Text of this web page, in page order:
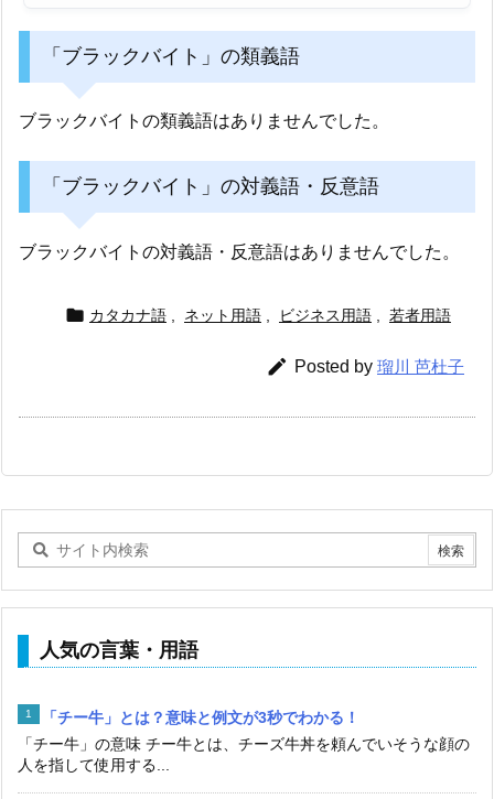
「ブラックバイト」の類義語
ブラックバイトの類義語はありませんでした。
「ブラックバイト」の対義語・反意語
ブラックバイトの対義語・反意語はありませんでした。
 カタカナ語 ネット用語 ビジネス用語 若者用語
 Posted by 瑠川 芭杜子
人気の言葉・用語
「チー牛」とは？意味と例文が3秒でわかる！
「チー牛」の意味 チー牛とは、チーズ牛丼を頼んでいそうな顔の
人を指して使用する...